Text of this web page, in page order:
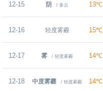
12-15 阴 / 多云 13℃
12-16 轻度雾霾 15℃
12-17 雾 / 轻度雾霾 14℃
12-18 中度雾霾 / 轻度雾霾 14℃